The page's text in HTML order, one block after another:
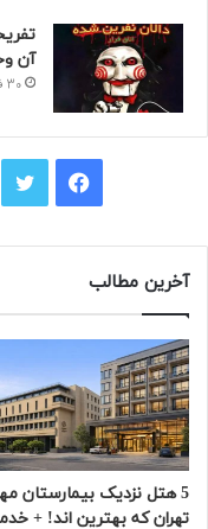
آن
30 فروردین 1405
فیسبوک
آخرین مطالب
5 هتل نزدیک بیمارستان
تهران که بهترین‌ اند! +